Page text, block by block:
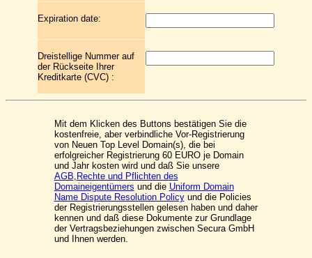
Expiration date:
Dreistellige Nummer auf
der Rückseite Ihrer
Kreditkarte (CVC) :
Mit dem Klicken des Buttons bestätigen Sie die
kostenfreie, aber verbindliche Vor-Registrierung
von Neuen Top Level Domain(s), die bei
erfolgreicher Registrierung 60 EURO je Domain
und Jahr kosten wird und daß Sie unsere
AGB, Rechte und Pflichten des
Domaineigentümers und die Uniform Domain
Name Dispute Resolution Policyund die Policies
der Registrierungsstellen gelesen haben und daher
kennen und daß diese Dokumente zur Grundlage
der Vertragsbeziehungen zwischen Secura GmbH
und Ihnen werden.